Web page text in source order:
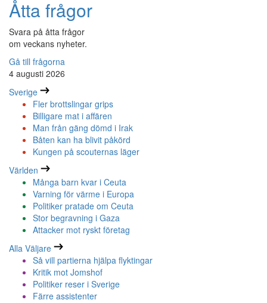
Åtta frågor
Svara på åtta frågor
om veckans nyheter.
Gå till frågorna
4 augusti 2026
Sverige
Fler brottslingar grips
Billigare mat i affären
Man från gäng dömd i Irak
Båten kan ha blivit påkörd
Kungen på scouternas läger
Världen
Många barn kvar i Ceuta
Varning för värme i Europa
Politiker pratade om Ceuta
Stor begravning i Gaza
Attacker mot ryskt företag
Alla Väljare
Så vill partierna hjälpa flyktingar
Kritik mot Jomshof
Politiker reser i Sverige
Färre assistenter